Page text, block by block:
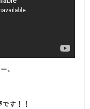
、
す！！